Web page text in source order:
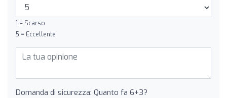
1 = Scarso
5 = Eccellente
Domanda di sicurezza: Quanto fa 6+3?